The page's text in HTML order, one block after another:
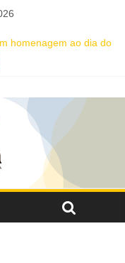
homenagem ao dia do
e espetáculo
com seu “Manifesto
do Coral Ecumênico